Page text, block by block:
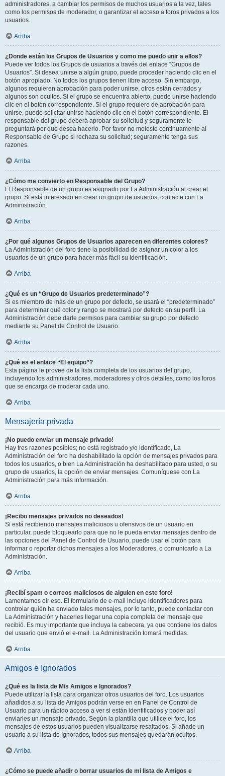
administradores, a cambiar los permisos de muchos usuarios a la vez, tales
como los permisos de moderador, o garantizar el acceso a foros privados a los
usuarios.
Arriba
¿Donde están los Grupos de Usuarios y como me puedo unir a ellos?
Puede ver todos los Grupos de usuarios a través del enlace “Grupos de
Usuarios”. Si desea unirse a algún grupo, puede proceder haciendo clic en el
botón apropiado. No todos los grupos tienen libre acceso. Sin embargo,
algunos requieren aprobación para poder unirse, otros están cerrados y
algunos son ocultos. Si el grupo se encuentra abierto, puede unirse haciendo
clic en el botón correspondiente. Si el grupo requiere de aprobación para
unirse, puede solicitar unirse haciendo clic en el botón correspondiente. El
responsable del grupo deberá aprobar su solicitud y seguramente le
preguntará por qué desea hacerlo. Por favor no moleste continuamente al
Responsable de Grupo si rechaza su solicitud; seguramente tenga sus
razones.
Arriba
¿Cómo me convierto en Responsable del Grupo?
El Responsable de un grupo es asignado por La Administración al crear el
grupo. Si está interesado en crear un grupo de usuarios, contacte con La
Administración.
Arriba
¿Por qué algunos Grupos de Usuarios aparecen en diferentes colores?
La Administración del foro tiene la posibilidad de asignar un color a los
usuarios de un grupo para hacer más fácil su identificación.
Arriba
¿Qué es un “Grupo de Usuarios predeterminado”?
Si es miembro de más de un grupo por defecto, se usará el “predeterminado”
para determinar qué color y rango se mostrará por defecto en su perfil. La
Administración debe darle permisos para cambiar su grupo por defecto
mediante su Panel de Control de Usuario.
Arriba
¿Qué es el enlace “El equipo”?
Esta página le provee de la lista completa de los usuarios del grupo,
incluyendo los administradores, moderadores y otros detalles, como los foros
que se encarga de moderar cada uno.
Arriba
Mensajería privada
¡No puedo enviar un mensaje privado!
Hay tres razones posibles; no está registrado y/o identificado, La
Administración del foro ha deshabilitado la opción de mensajes privados para
todos los usuarios, o bien La Administración ha deshabilitado para usted, o su
grupo de usuarios, la opción de enviar mensajes. Comuníquese con La
Administración para más información.
Arriba
¡Recibo mensajes privados no deseados!
Si está recibiendo mensajes maliciosos u ofensivos de un usuario en
particular, puede bloquearlo para que no le pueda enviar mensajes dentro de
las opciones del Panel de Control de Usuario, puede usar el botón para
informar o reportar dichos mensajes a los Moderadores, o comunicarlo a La
Administración.
Arriba
¡Recibí spam o correos maliciosos de alguien en este foro!
Lamentamos oír eso. El formulario de e-mail incluye identificadores para
controlar quién ha enviado tales mensajes, por lo tanto, puede contactar con
La Administración y hacerles llegar una copia completa del mensaje que
recibió. Es muy importante que incluya la cabecera, ya que contiene los datos
del usuario que envió el e-mail. La Administración tomará medidas.
Arriba
Amigos e Ignorados
¿Qué es la lista de Mis Amigos e Ignorados?
Puede utilizar la lista para organizar otros usuarios del foro. Los usuarios
añadidos a su lista de Amigos podrán verse en en Panel de Control de
Usuario para un rápido acceso a ver si están identificados y poder así
enviarles un mensaje privado. Según la plantilla que utilice el foro, los
mensajes de estos usuarios pueden visualizarse resaltados. Si añade un
usuario a su lista de Ignorados, todos sus mensajes quedarán ocultos.
Arriba
¿Cómo se puede añadir o borrar usuarios de mi lista de Amigos e